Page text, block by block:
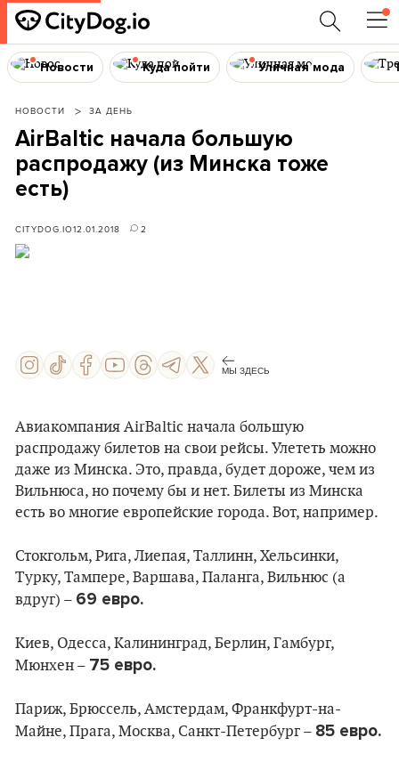
Новости Куда пойти Уличная мода
НОВОСТИ ЗА ДЕНЬ
AirBaltic начала большую
распродажу (из Минска тоже
есть)
CITYDOG.IO12.01.2018 2
МЫ ЗДЕСЬ
Авиакомпания AirBaltic начала большую
распродажу билетов на свои рейсы. Улететь можно
даже из Минска. Это, правда, будет дороже, чем из
Вильнюса, но почему бы и нет. Билеты из Минска
есть во многие европейские города. Вот, например.
Стокгольм, Рига, Лиепая, Таллинн, Хельсинки,
Турку, Тампере, Варшава, Паланга, Вильнюс (а
вдруг) – 69 евро.
Киев, Одесса, Калининград, Берлин, Гамбург,
Мюнхен – 75 евро.
Париж, Брюссель, Амстердам, Франкфурт-на-
Майне, Прага, Москва, Санкт-Петербург – 85 евро.